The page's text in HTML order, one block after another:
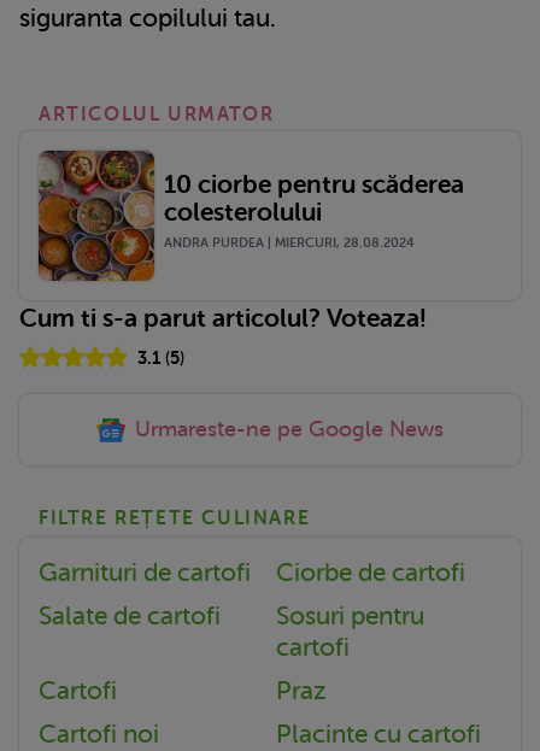
siguranta copilului tau.
ARTICOLUL URMATOR
10 ciorbe pentru scăderea
colesterolului
ANDRA PURDEA | MIERCURI, 28.08.2024
Cum ti s-a parut articolul? Voteaza!
3.1(5)
Urmareste-ne pe Google News
FILTRE REȚETE CULINARE
Garnituri de cartofi
Ciorbe de cartofi
Salate de cartofi
Sosuri pentru
cartofi
Cartofi
Praz
Cartofi noi
Placinte cu cartofi